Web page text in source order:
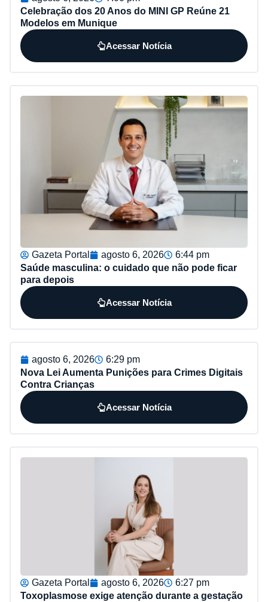
Celebração dos 20 Anos do MINI GP Reúne 21
Modelos em Munique
Acessar Notícia
Gazeta Portal agosto 6, 2026
6:44 pm
Saúde masculina: o cuidado que não pode ficar
para depois
Acessar Notícia
agosto 6, 2026
6:29 pm
Nova Lei Aumenta Punições para Crimes Digitais
Contra Crianças
Acessar Notícia
Gazeta Portal agosto 6, 2026
6:27 pm
Toxoplasmose exige atenção durante a gestação